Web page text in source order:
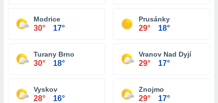
Modrice
30° 17°
Prusánky
29° 18°
Turany Brno
30° 18°
Vranov Nad Dyjí
29° 17°
Vyskov
28° 16°
Znojmo
29° 17°